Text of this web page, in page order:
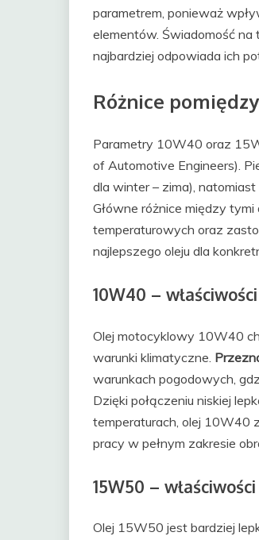
parametrem, ponieważ
elementów. Świadomość
najbardziej odpowiada ich
Różnice
Parametry 10W40 oraz
of Automotive Engineers).
dla winter – zima),
Główne różnice między
temperaturowych oraz
najlepszego oleju dla
10W40 –
Olej motocyklowy 10W40
warunki klimatyczne.
warunkach pogodowych,
Dzięki połączeniu niskiej
temperaturach, olej 10W40
pracy w pełnym zakresie
15W50 –
Olej 15W50 jest bardziej